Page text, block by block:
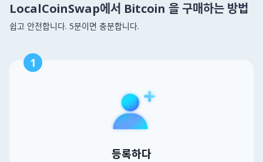
LocalCoinSwap에서 Bitcoin 을 구매하는 방법
쉽고 안전합니다. 5분이면 충분합니다.
1
등록하다